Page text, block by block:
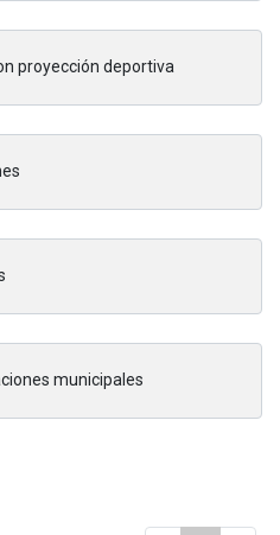
proyección deportiva
municipales